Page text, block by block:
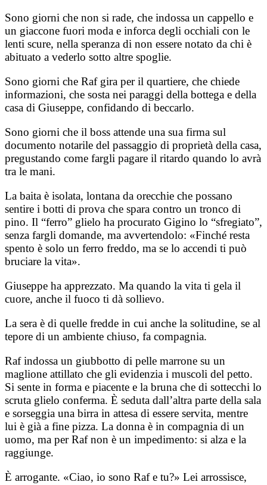
Sono giorni che non si rade, che indossa un cappello e
un giaccone fuori moda e inforca degli occhiali con le
lenti scure, nella speranza di non essere notato da chi è
abituato a vederlo sotto altre spoglie.
Sono giorni che Raf gira per il quartiere, che chiede
informazioni, che sosta nei paraggi della bottega e della
casa di Giuseppe, confidando di beccarlo.
Sono giorni che il boss attende una sua firma sul
documento notarile del passaggio di proprietà della casa,
pregustando come fargli pagare il ritardo quando lo avrà
tra le mani.
La baita è isolata, lontana da orecchie che possano
sentire i botti di prova che spara contro un tronco di
pino. Il “ferro” glielo ha procurato Gigino lo “sfregiato”,
senza fargli domande, ma avvertendolo: «Finché resta
spento è solo un ferro freddo, ma se lo accendi ti può
bruciare la vita».
Giuseppe ha apprezzato. Ma quando la vita ti gela il
cuore, anche il fuoco ti dà sollievo.
La sera è di quelle fredde in cui anche la solitudine, se al
tepore di un ambiente chiuso, fa compagnia.
Raf indossa un giubbotto di pelle marrone su un
maglione attillato che gli evidenzia i muscoli del petto.
Si sente in forma e piacente e la bruna che di sottecchi lo
scruta glielo conferma. È seduta dall’altra parte della sala
e sorseggia una birra in attesa di essere servita, mentre
lui è già a fine pizza. La donna è in compagnia di un
uomo, ma per Raf non è un impedimento: si alza e la
raggiunge.
È arrogante. «Ciao, io sono Raf e tu?» Lei arrossisce,